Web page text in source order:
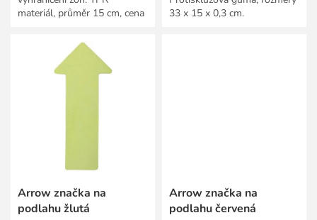
materiál, průměr 15 cm, cena
33 x 15 x 0,3 cm.
Arrow značka na
podlahu žlutá
Arrow značka na
podlahu červená